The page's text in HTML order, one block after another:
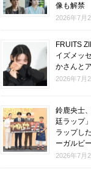
像も解禁
2026年7月
FRUITS
イズメッ
かさんと
2026年7月
鈴鹿央士
廷ラップ
ラップし
ーガルビ
2026年7月